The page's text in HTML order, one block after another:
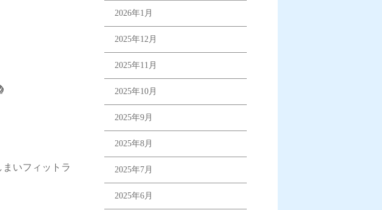
いフィットラ
2026年1月
2025年12月
2025年11月
2025年10月
2025年9月
2025年8月
2025年7月
2025年6月